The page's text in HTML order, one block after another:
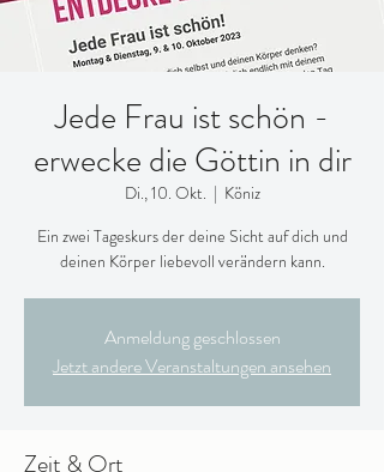
Jede Frau ist schön -
erwecke die Göttin in dir
Di., 10. Okt.
  |
Köniz
Ein zwei Tageskurs der deine Sicht auf dich und
deinen Körper liebevoll verändern kann.
Anmeldung geschlossen
Jetzt andere Veranstaltungen ansehen
Zeit & Ort